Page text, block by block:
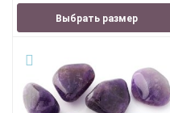
Выбрать размер